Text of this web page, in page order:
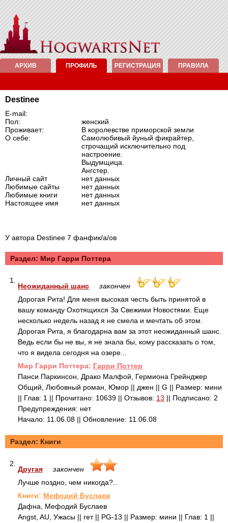
АРХИВ ПРОФИЛЬ РЕГИСТРАЦИЯ ПРАВИЛА
Destinee
E-mail:
Пол:
женский
Проживает:
В королевстве приморской земли
О себе:
Самолюбивый йуный фикрайтер,
строчащий исключительно под
настроение.
Выдумщица.
Ангстер.
Личный сайт
нет данных
Любимые сайты
нет данных
Любимые книги
нет данных
Настоящее имя
нет данных
У автора Destinee 7 фанфик/а/ов
Раздел: Mир Гарри Поттера
1.
Неожиданный шанс
закончен
Дорогая Рита! Для меня высокая честь быть принятой в
вашу команду Охотящихся За Свежими Новостями. Еще
несколько недель назад я не смела и мечтать об этом.
Дорогая Рита, я благодарна вам за этот неожиданный шанс.
Ведь если бы не вы, я не знала бы, кому рассказать о том,
что я видела сегодня на озере...
Mир Гарри Поттера: Гарри Поттер
Панси Паркинсон, Драко Малфой, Гермиона Грейнджер
Общий, Любовный роман, Юмор || джен || G || Размер: мини
|| Глав: 1 || Прочитано: 10639 || Отзывов: 13 || Подписано: 2
Предупреждения: нет
Начало: 11.06.08 || Обновление: 11.06.08
Раздел: Книги
2.
Другая
закончен
Лучше поздно, чем никогда?..
Книги: Мефодий Буслаев
Дафна, Мефодий Буслаев
Angst, AU, Ужасы || гет || PG-13 || Размер: мини || Глав: 1 ||